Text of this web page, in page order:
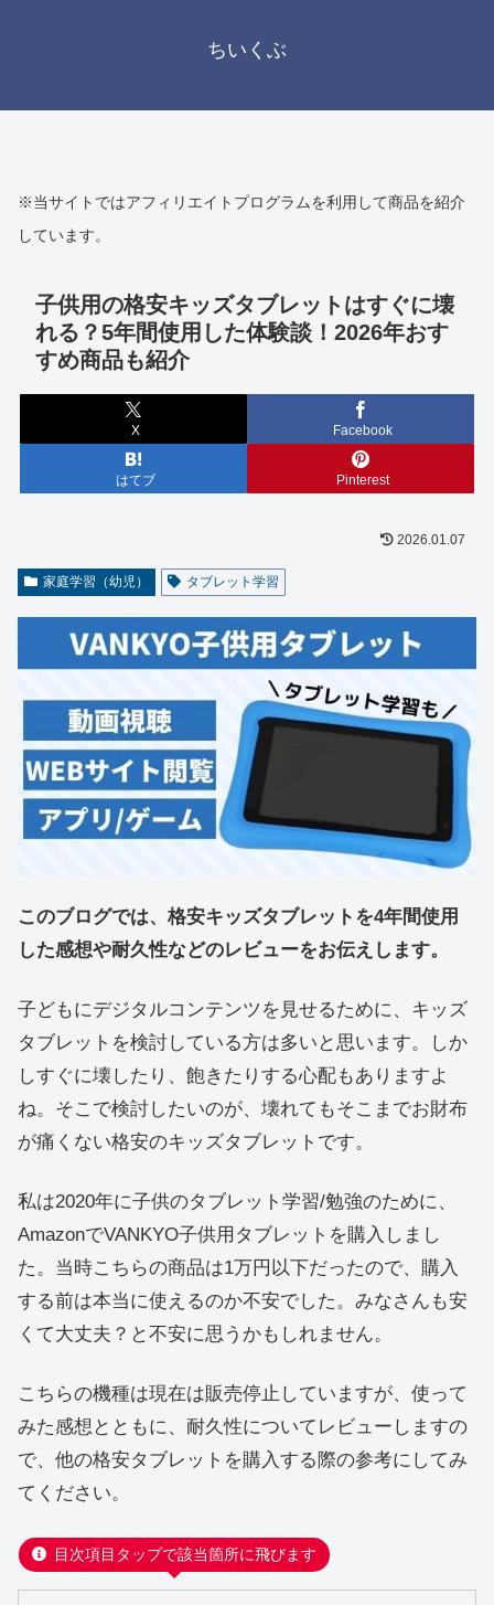
ちいくぶ
※当サイトではアフィリエイトプログラムを利用して商品を紹介
しています。
子供用の格安キッズタブレットはすぐに壊
れる？5年間使用した体験談！2026年おす
すめ商品も紹介
X Facebook
はてブ Pinterest
2026.01.07
家庭学習（幼児） タブレット学習
このブログでは、格安キッズタブレットを4年間使用
した感想や耐久性などのレビューをお伝えします。
子どもにデジタルコンテンツを見せるために、キッズ
タブレットを検討している方は多いと思います。しか
しすぐに壊したり、飽きたりする心配もありますよ
ね。そこで検討したいのが、壊れてもそこまでお財布
が痛くない格安のキッズタブレットです。
私は2020年に子供のタブレット学習/勉強のために、
AmazonでVANKYO子供用タブレットを購入しまし
た。当時こちらの商品は1万円以下だったので、購入
する前は本当に使えるのか不安でした。みなさんも安
くて大丈夫？と不安に思うかもしれません。
こちらの機種は現在は販売停止していますが、使って
みた感想とともに、耐久性についてレビューしますの
で、他の格安タブレットを購入する際の参考にしてみ
てください。
目次項目タップで該当箇所に飛びます